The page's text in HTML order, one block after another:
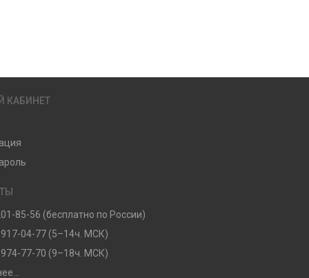
КАБИНЕТ
85-56 (бесплатно по России)
917-04-77 (5–14ч. МСК)
974-77-70 (9–18ч. МСК)